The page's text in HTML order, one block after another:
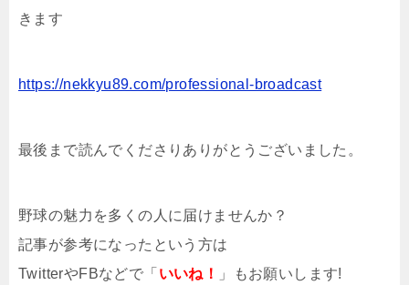
きます
https://nekkyu89.com/professional-broadcast
最後まで読んでくださりありがとうございました。
野球の魅力を多くの人に届けませんか？
記事が参考になったという方は
TwitterやFBなどで「 いいね！ 」もお願いします!